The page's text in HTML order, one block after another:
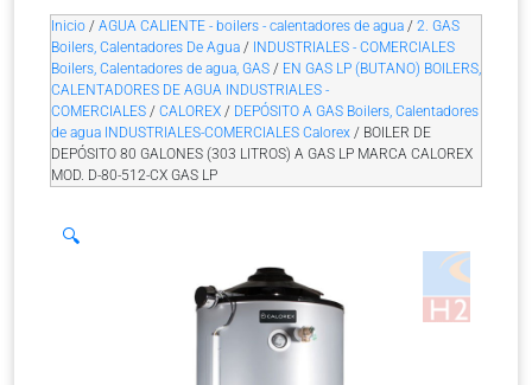
Inicio / AGUA CALIENTE - boilers - calentadores de agua / 2. GAS
Boilers, Calentadores De Agua / INDUSTRIALES - COMERCIALES
Boilers, Calentadores de agua, GAS / EN GAS LP (BUTANO) BOILERS,
CALENTADORES DE AGUA INDUSTRIALES -
COMERCIALES / CALOREX / DEPÓSITO A GAS Boilers, Calentadores
de agua INDUSTRIALES-COMERCIALES Calorex / BOILER DE
DEPÓSITO 80 GALONES (303 LITROS) A GAS LP MARCA CALOREX
MOD. D-80-512-CX GAS LP
🔍